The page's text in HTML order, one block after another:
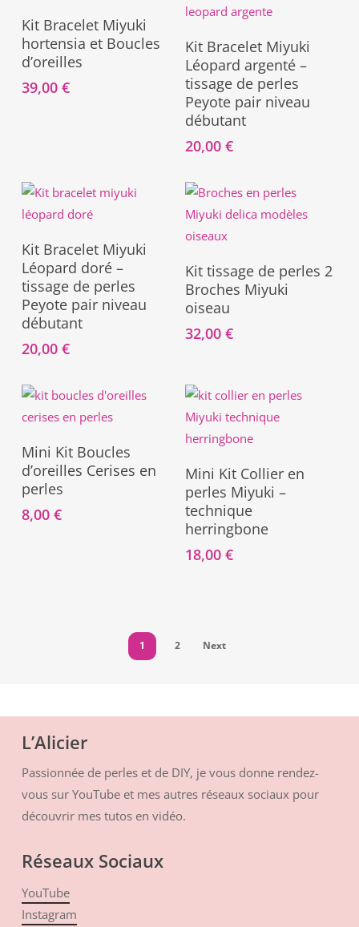
Ajouter Au Panier
Kit Bracelet Miyuki
hortensia et Boucles
d’oreilles
39,00 €
Ajouter Au Panier
Kit Bracelet Miyuki
Léopard argenté –
tissage de perles
Peyote pair niveau
débutant
20,00€
Ajouter Au Panier
Kit Bracelet Miyuki
Léopard doré –
tissage de perles
Peyote pair niveau
débutant
20,00 €
Ajouter Au Panier
Kit tissage de perles 2
Broches Miyuki
oiseau
32,00€
Ajouter Au Panier
Mini Kit Boucles
d’oreilles Cerises en
perles
8,00 €
Choix Des Options
produit
a
plusieurs
variations.
choisies
page
Mini Kit Collier en
perles Miyuki –
technique
herringbone
18,00€
1 2 Next
L’Alicier
Passionnée de perles et de DIY, je vous donne rendez-
vous sur YouTube et mes autres réseaux sociaux pour
découvrir mes tutos en vidéo.
Réseaux Sociaux
YouTube
Instagram